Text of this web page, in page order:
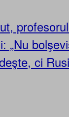
„Nu
ci